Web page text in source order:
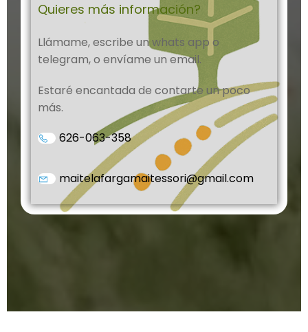
Quieres más información?
Llámame, escribe un whats app o
telegram, o envíame un email.
Estaré encantada de contarte un poco
más.
626-063-358
maitelafargamaitessori@gmail.com